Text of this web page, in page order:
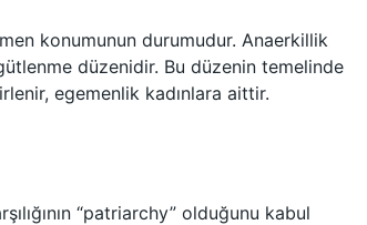
konumunun durumudur. Anaerkillik
düzenidir. Bu düzenin temelinde
egemenlik kadınlara aittir.
“patriarchy” olduğunu kabul